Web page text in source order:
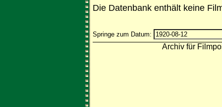
Die Datenbank enthält keine
Springe zum Datum:
Archiv für